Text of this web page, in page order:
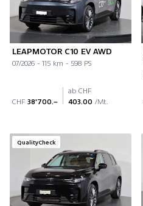
LEAPMOTOR C10 EV AWD
07/2026 - 115 km - 598 PS
CHF 38'700.–
ab CHF
403.00 /Mt.
QualityCheck